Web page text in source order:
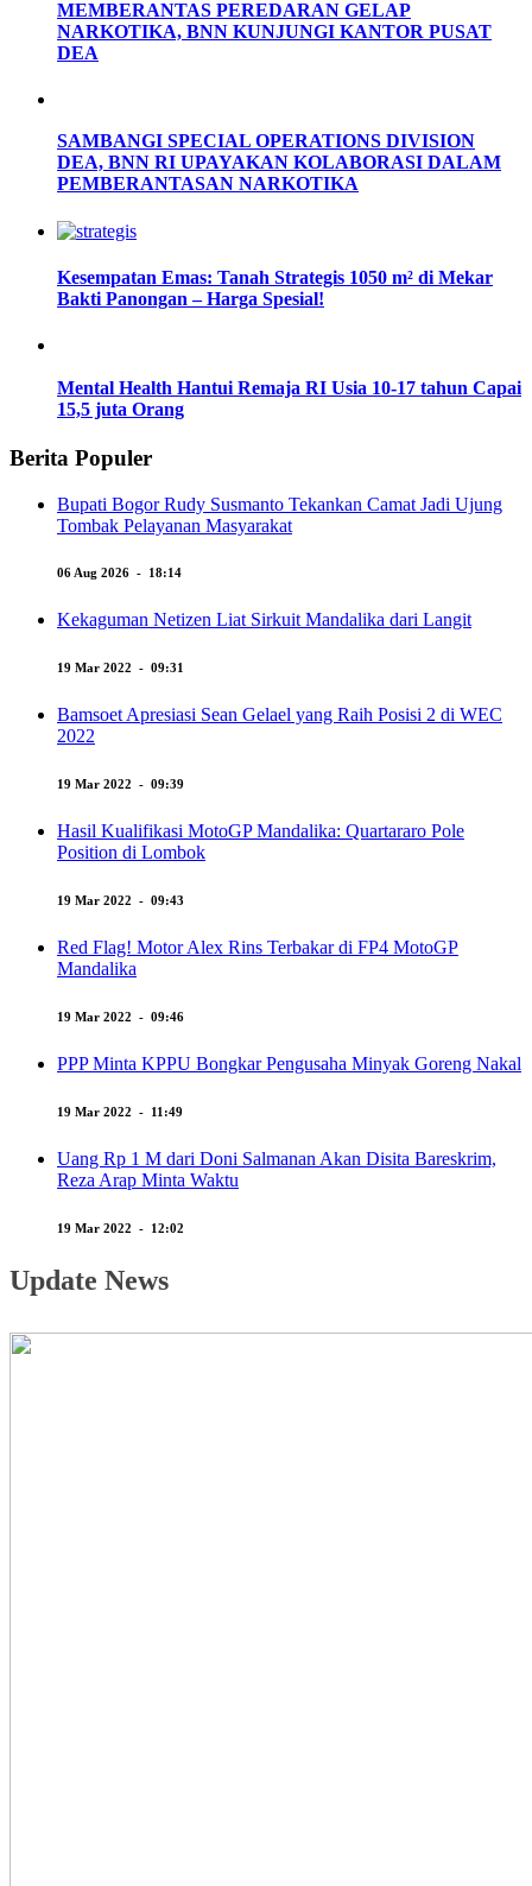
MEMBERANTAS PEREDARAN GELAP
NARKOTIKA, BNN KUNJUNGI KANTOR PUSAT
DEA
SAMBANGI SPECIAL OPERATIONS DIVISION
DEA, BNN RI UPAYAKAN KOLABORASI DALAM
PEMBERANTASAN NARKOTIKA
Kesempatan Emas: Tanah Strategis 1050 m² di Mekar
Bakti Panongan – Harga Spesial!
Mental Health Hantui Remaja RI Usia 10-17 tahun Capai
15,5 juta Orang
Berita Populer
Bupati Bogor Rudy Susmanto Tekankan Camat Jadi Ujung
Tombak Pelayanan Masyarakat
06 Aug 2026 - 18:14
Kekaguman Netizen Liat Sirkuit Mandalika dari Langit
19 Mar 2022 - 09:31
Bamsoet Apresiasi Sean Gelael yang Raih Posisi 2 di WEC
2022
19 Mar 2022 - 09:39
Hasil Kualifikasi MotoGP Mandalika: Quartararo Pole
Position di Lombok
19 Mar 2022 - 09:43
Red Flag! Motor Alex Rins Terbakar di FP4 MotoGP
Mandalika
19 Mar 2022 - 09:46
PPP Minta KPPU Bongkar Pengusaha Minyak Goreng Nakal
19 Mar 2022 - 11:49
Uang Rp 1 M dari Doni Salmanan Akan Disita Bareskrim,
Reza Arap Minta Waktu
19 Mar 2022 - 12:02
Update News